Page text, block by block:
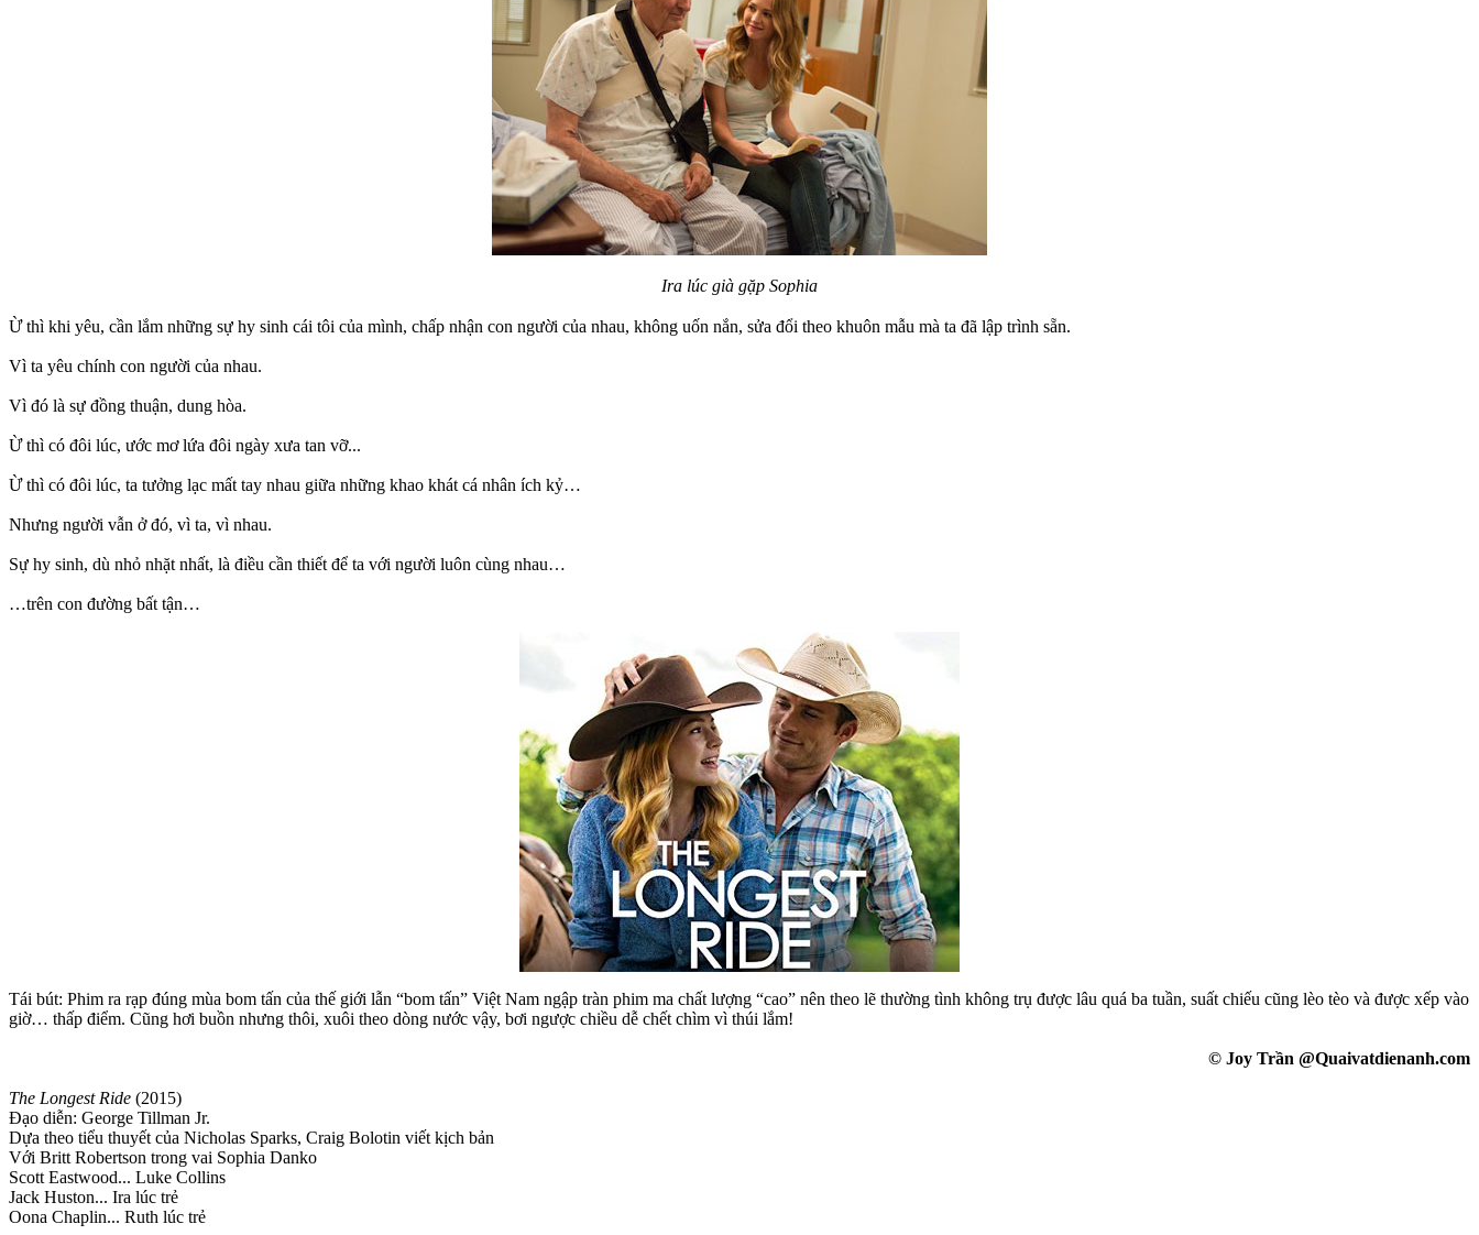
Ira lúc già gặp Sophia
Ừ thì khi yêu, cần lắm những sự hy sinh cái tôi của mình, chấp nhận con người của nhau, không uốn nắn, sửa đổi theo khuôn mẫu mà ta đã lập trình sẵn.
Vì ta yêu chính con người của nhau.
Vì đó là sự đồng thuận, dung hòa.
Ừ thì có đôi lúc, ước mơ lứa đôi ngày xưa tan vỡ...
Ừ thì có đôi lúc, ta tưởng lạc mất tay nhau giữa những khao khát cá nhân ích kỷ…
Nhưng người vẫn ở đó, vì ta, vì nhau.
Sự hy sinh, dù nhỏ nhặt nhất, là điều cần thiết để ta với người luôn cùng nhau…
…trên con đường bất tận…
Tái bút: Phim ra rạp đúng mùa bom tấn của thế giới lẫn “bom tấn” Việt Nam ngập tràn phim ma chất lượng “cao” nên theo lẽ thường tình không trụ được lâu quá ba tuần, suất chiếu cũng lèo tèo và được xếp vào
giờ… thấp điểm. Cũng hơi buồn nhưng thôi, xuôi theo dòng nước vậy, bơi ngược chiều dễ chết chìm vì thúi lắm!
© Joy Trần @Quaivatdienanh.com
The Longest Ride (2015)
Đạo diễn: George Tillman Jr.
Dựa theo tiểu thuyết của Nicholas Sparks, Craig Bolotin viết kịch bản
Với Britt Robertson trong vai Sophia Danko
Scott Eastwood... Luke Collins
Jack Huston... Ira lúc trẻ
Oona Chaplin... Ruth lúc trẻ